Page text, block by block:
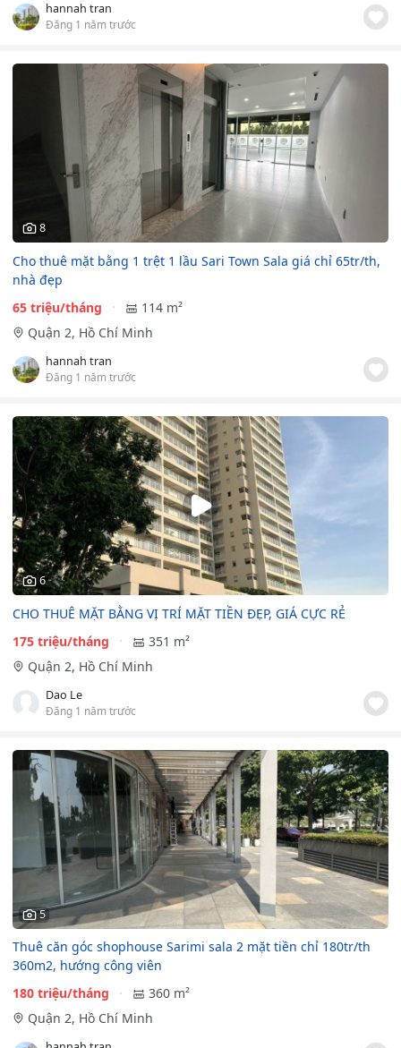
hannah tran
Đăng 1 năm trước
8
Cho thuê mặt bằng 1 trệt 1 lầu Sari Town Sala giá chỉ 65tr/th,
nhà đẹp
65 triệu/tháng
114 m²
Quận 2, Hồ Chí Minh
hannah tran
Đăng 1 năm trước
6
CHO THUÊ MẶT BẰNG VỊ TRÍ MẶT TIỀN ĐẸP, GIÁ CỰC RẺ
175 triệu/tháng
351 m²
Quận 2, Hồ Chí Minh
Dao Le
Đăng 1 năm trước
5
Thuê căn góc shophouse Sarimi sala 2 mặt tiền chỉ 180tr/th
360m2, hướng công viên
180 triệu/tháng
360 m²
Quận 2, Hồ Chí Minh